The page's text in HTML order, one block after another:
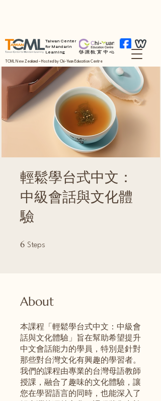
Taiwan Center
for Mandarin
Learning
TCML New Zealand – Hosted by Chi-Yuan Education Centre
輕鬆學台式中文：
中級會話與文化體
驗
6 Steps
About
本課程「輕鬆學台式中文：中級會
話與文化體驗」旨在幫助希望提升
中文會話能力的學員，特別是針對
那些對台灣文化有興趣的學習者。
我們的課程由專業的台灣母語教師
授課，融合了趣味的文化體驗，讓
您在學習語言的同時，也能深入了